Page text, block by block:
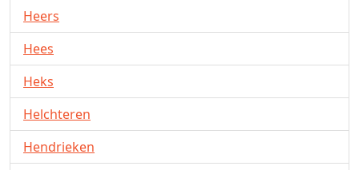
Heers
Hees
Heks
Helchteren
Hendrieken